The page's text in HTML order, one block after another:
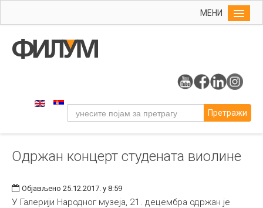
МЕНИ
Упис
Уметност
Музичка уметност
Галерија
Претражи
Одржан концерт студената виолине
Објављено 25.12.2017. у 8:59
У Галерији Народног музеја, 21. децембра одржан је